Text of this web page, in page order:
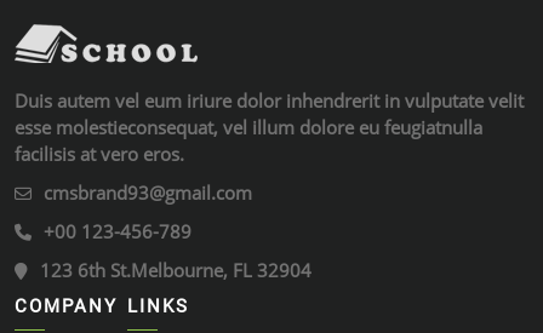
Duis autem vel eum iriure dolor inhendrerit in vulputate velit
esse molestieconsequat, vel illum dolore eu feugiatnulla
facilisis at vero eros.
cmsbrand93@gmail.com
+00 123-456-789
123 6th St.Melbourne, FL 32904
COMPANY LINKS